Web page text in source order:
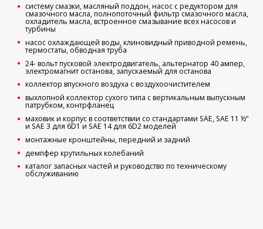
систему смазки, масляный поддон, насос с редуктором для
смазочного масла, полнопоточный фильтр смазочного масла,
охладитель масла, встроенное смазывание всех насосов и
турбины
насос охлаждающей воды, клиновидный приводной ремень,
термостаты, обводная труба
24- вольт пусковой электродвигатель, альтернатор 40 ампер,
электромагнит останова, запускаемый для останова
коллектор впускного воздуха с воздухоочистителем
выхлопной коллектор сухого типа с вертикальным выпускным
патрубком, контрфланец
маховик и корпус в соответствии со стандартами SAE, SAE 11 ½“
и SAE 3 для 6D1 и SAE 14 для 6D2 моделей
монтажные кронштейны, передний и задний
демпфер крутильных колебаний
каталог запасных частей и руководство по техническому
обслуживанию